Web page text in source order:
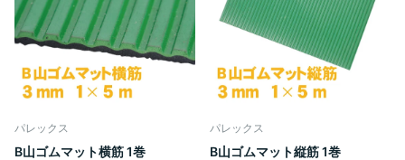
パレックス
B山ゴムマット横筋 1巻
パレックス
B山ゴムマット縦筋 1巻